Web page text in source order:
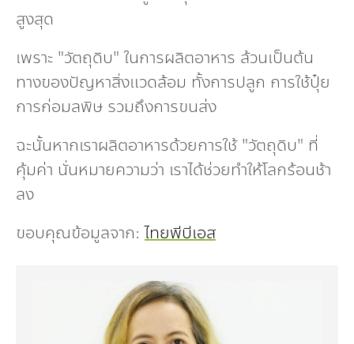
สูงสุด
เพราะ "วัตถุดิบ" ในการผลิตอาหาร ล้วนเป็นต้น
ทางของปัญหาสิ่งแวดล้อม ทั้งการปลูก การใช้ปุ๋ย
การก่อมลพิษ รวมถึงการขนส่ง
ฉะนั้นหากเราผลิตอาหารด้วยการใช้ "วัตถุดิบ" ที่
คุ้มค่า นั่นหมายความว่า เราได้ช่วยทำให้โลกร้อนช้า
ลง
ขอบคุณข้อมูลจาก:ไทยพีบีเอส